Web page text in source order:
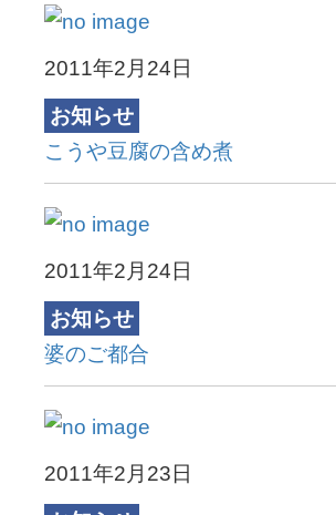
2011年2月24日
お知らせ
こうや豆腐の含め煮
2011年2月24日
お知らせ
婆のご都合
2011年2月23日